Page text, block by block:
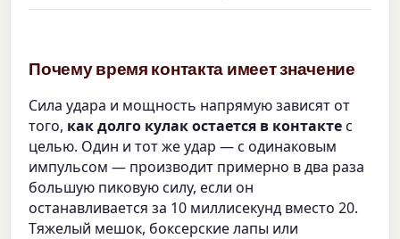
Почему время контакта имеет значение
Сила удара и мощность напрямую зависят от
того, как долго кулак остается в контактес
целью. Один и тот же удар — с одинаковым
импульсом — производит примерно в два раза
большую пиковую силу, если он
останавливается за 10 миллисекунд вместо 20.
Тяжелый мешок, боксерские лапы или